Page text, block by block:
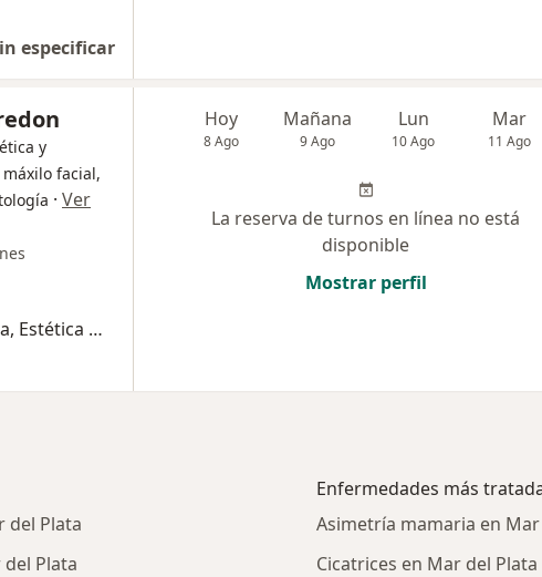
especificar
y
facial,
· Ver
Consultas sucesivas Cirugía Plástica, Estética y Reparadora
Hoy
8 Ago
Mañana
9 Ago
Lun
10 Ago
Mar
11 Ago
La reserva de turnos en línea no está
disponible
Mostrar perfil
del Plata
Plata
Enfermedades más
Asimetría mamaria en
Cicatrices en Mar del Plata